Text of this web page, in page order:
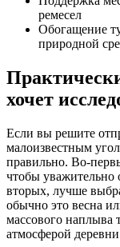
ремесел
Обогащение
природной
хочет
Если вы решите
малоизвестным
правильно. Во-
чтобы уважительно
вторых, лучше
обычно это весна
массового наплыва
атмосферой